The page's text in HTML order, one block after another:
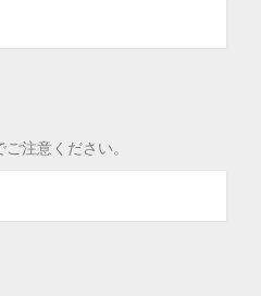
注意ください。